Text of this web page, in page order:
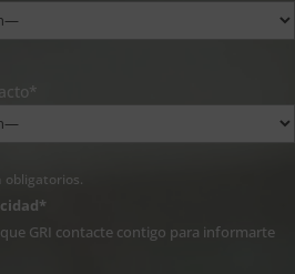
obligatorios.
que GRI contacte contigo para informarte